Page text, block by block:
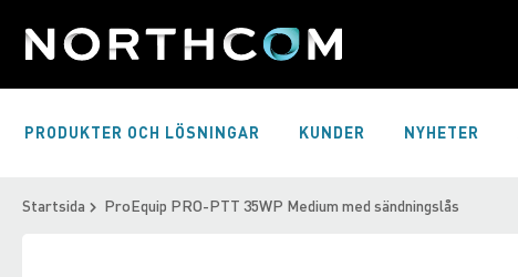
Skip
PRODUKTER OCH LÖSNINGAR KUNDER NYHETER
Startsida ProEquip PRO-PTT 35WP Medium med sändningslås